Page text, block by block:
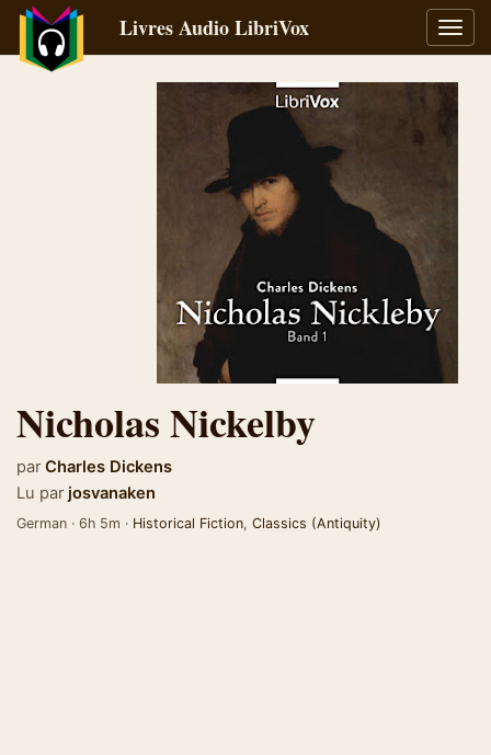
la
Livres Audio LibriVox
Nicholas Nickelby
par Charles Dickens
Lu par josvanaken
German · 6h 5m · Historical Fiction, Classics (Antiquity)